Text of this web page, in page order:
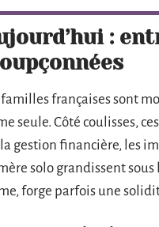
:
françaises sont
seule. Côté coulisses,
gestion financière, les
solo grandissent
forge parfois une